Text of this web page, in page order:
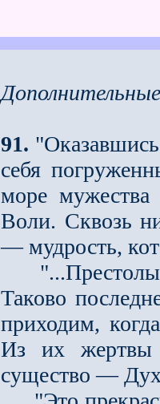
91.
себя
море
Воли. Сквозь
— мудрость,
"...Престолы
Таково
приходим,
Из их жертвы
существо —